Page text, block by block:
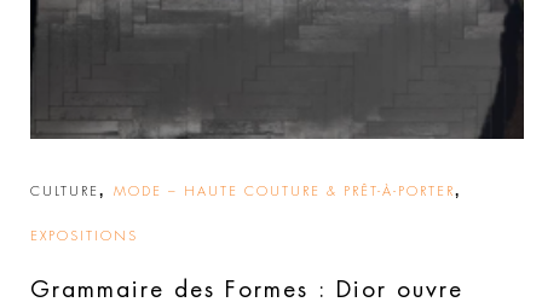
CULTURE , MODE – HAUTE COUTURE & PRÊT-À-PORTER,
EXPOSITIONS
Grammaire des Formes : Dior ouvre